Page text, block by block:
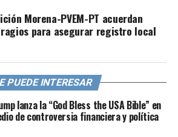
Morena-PVEM-PT acuerdan
para asegurar registro local
PUEDE INTERESAR
lanza la “God Bless the USA Bible” en
de controversia financiera y política